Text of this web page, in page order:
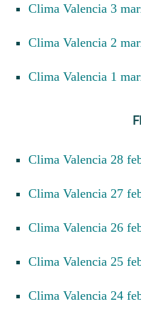
Clima Valencia 3
Clima Valencia 2
Clima Valencia 1
Clima Valencia 28
Clima Valencia 27
Clima Valencia 26
Clima Valencia 25
Clima Valencia 24